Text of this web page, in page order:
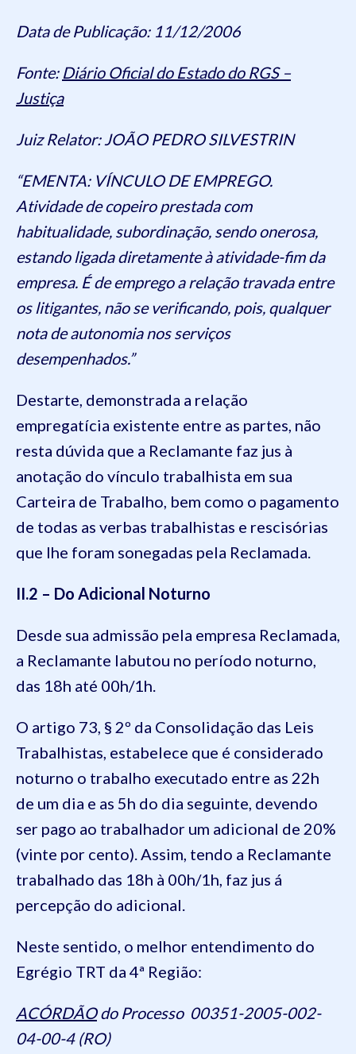
Data de Publicação: 11/12/2006
Fonte: Diário Oficial do Estado do RGS –
Justiça
Juiz Relator: JOÃO PEDRO SILVESTRIN
“EMENTA: VÍNCULO DE EMPREGO.
Atividade de copeiro prestada com
habitualidade, subordinação, sendo onerosa,
estando ligada diretamente à atividade-fim da
empresa. É de emprego a relação travada entre
os litigantes, não se verificando, pois, qualquer
nota de autonomia nos serviços
desempenhados.”
Destarte, demonstrada a relação
empregatícia existente entre as partes, não
resta dúvida que a Reclamante faz jus à
anotação do vínculo trabalhista em sua
Carteira de Trabalho, bem como o pagamento
de todas as verbas trabalhistas e rescisórias
que lhe foram sonegadas pela Reclamada.
II.2 – Do Adicional Noturno
Desde sua admissão pela empresa Reclamada,
a Reclamante labutou no período noturno,
das 18h até 00h/1h.
O artigo 73, § 2º da Consolidação das Leis
Trabalhistas, estabelece que é considerado
noturno o trabalho executado entre as 22h
de um dia e as 5h do dia seguinte, devendo
ser pago ao trabalhador um adicional de 20%
(vinte por cento). Assim, tendo a Reclamante
trabalhado das 18h à 00h/1h, faz jus á
percepção do adicional.
Neste sentido, o melhor entendimento do
Egrégio TRT da 4ª Região:
ACÓRDÃOdo Processo 00351-2005-002-
04-00-4 (RO)